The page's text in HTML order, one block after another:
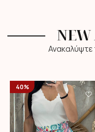
NEW
Ανακαλύψτε
40%